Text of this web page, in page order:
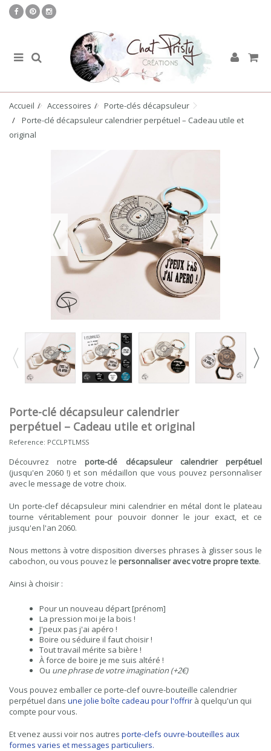
Accueil Accessoires
Porte-clés décapsuleur
Porte-clé décapsuleur calendrier perpétuel – Cadeau utile et
original
Porte-clé décapsuleur calendrier
perpétuel – Cadeau utile et original
Reference: PCCLPTLMSS
Découvrez notreporte-clé décapsuleur calendrier perpétuel
(jusqu'en 2060 !) et son médaillon que vous pouvez personnaliser
avec le message de votre choix.
Un porte-clef décapsuleur mini calendrier en métal dont le plateau
tourne véritablement pour pouvoir donner le jour exact, et ce
jusqu'en l'an 2060.
Nous mettons à votre disposition diverses phrases à glisser sous le
cabochon, ou vous pouvez le personnaliser avec votre propre texte.
Ainsi à choisir :
Pour un nouveau départ [prénom]
La pression moi je la bois !
J'peux pas j'ai apéro !
Boire ou séduire il faut choisir !
Tout travail mérite sa bière !
À force de boire je me suis altéré !
Ou une phrase de votre imagination (+2€)
Vous pouvez emballer ce porte-clef ouvre-bouteille calendrier
perpétuel dans une jolie boîte cadeau pour l'offrir à quelqu'un qui
compte pour vous.
Et venez aussi voir nos autres porte-clefs ouvre-bouteilles aux
formes varies et messages particuliers.